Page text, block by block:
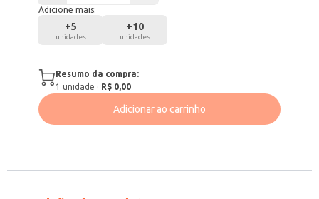
Adicione mais:
+5
unidades
+10
unidades
Resumo da compra:
1 unidade · R$ 0,00
Adicionar ao carrinho